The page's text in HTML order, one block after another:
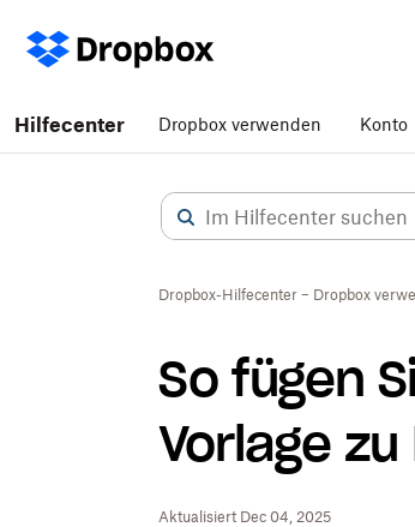
Hilfecenter Dropbox verwenden Konto
Dropbox-Hilfecenter – Dropbox
So fügen
Vorlage
Aktualisiert Dec 04, 2025